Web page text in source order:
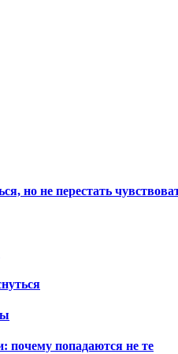
но не перестать
почему попадаются не те